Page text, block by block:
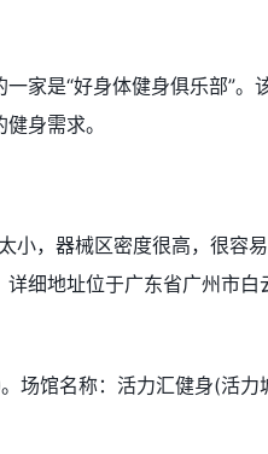
家是“好身体健身俱乐部”。
身需求。
，器械区密度很高，很容
细地址位于广东省广州市
场馆名称：活力汇健身(活力